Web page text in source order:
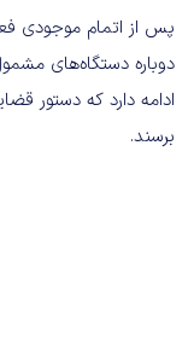
پس از اتمام موجودی
دوباره دستگاه‌های
ادامه دارد که دستور
برسند.